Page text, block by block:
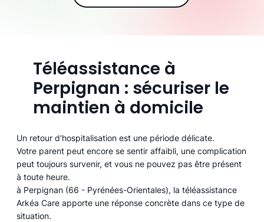
Téléassistance à
Perpignan : sécuriser le
maintien à domicile
Un retour d'hospitalisation est une période délicate.
Votre parent peut encore se sentir affaibli, une complication
peut toujours survenir, et vous ne pouvez pas être présent
à toute heure.
à Perpignan (66 - Pyrénées-Orientales), la téléassistance
Arkéa Care apporte une réponse concrète dans ce type de
situation.